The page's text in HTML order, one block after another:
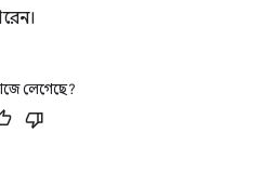
লেগেছে?